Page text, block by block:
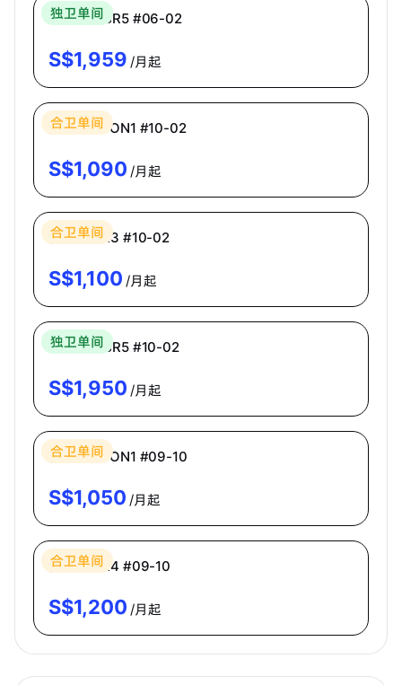
独卫单间
主人房 MBR5 #06-02
S$1,959 /月起
合卫单间
普通房 ECON1 #10-02
S$1,090 /月起
合卫单间
普通房 CR3 #10-02
S$1,100 /月起
独卫单间
主人房 MBR5 #10-02
S$1,950 /月起
合卫单间
普通房 ECON1 #09-10
S$1,050 /月起
合卫单间
普通房 CR4 #09-10
S$1,200 /月起